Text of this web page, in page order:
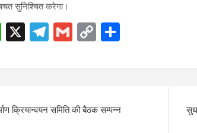
सुनिश्चित करेगा।
W
at
A
X
T
e
a
G
ail
C
py
n
ar
क्रियान्वयन समिति की बैठक सम्पन्न